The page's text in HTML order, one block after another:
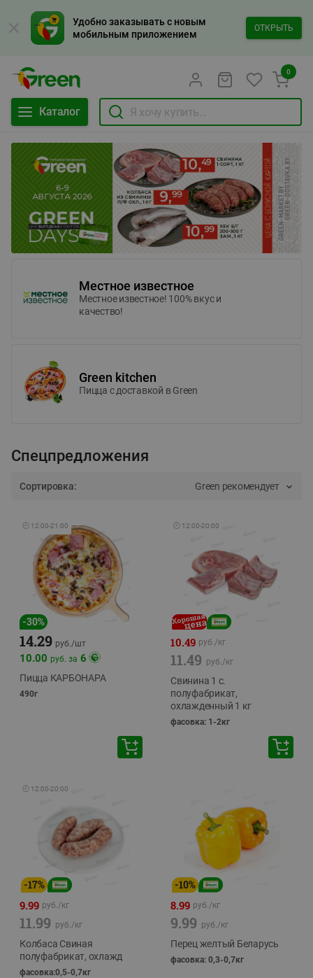
Удобно заказывать с новым
мобильным приложением
ОТКРЫТЬ
Каталог
0
Местное известное
Местное известное! 100% вкус и
качество!
Green kitchen
Пицца c доставкой в Green
Спецпредложения
Сортировка: Green рекомендует
🕘 12:00-21:00
-30%
14.29 руб./шт
10.00 руб. за 6
Пицца КАРБОНАРА
490г
🕘 12:00-20:00
10.49 руб./кг
11.49 руб./кг
Свинина 1 с.
полуфабрикат,
охлажденный 1 кг
фасовка: 1-2кг
🕘 12:00-20:00
-17%
9.99 руб./кг
11.99 руб./кг
Колбаса Свиная
полуфабрикат, охлажд
фасовка:0,5-0,7кг
-10%
8.99 руб./кг
9.99 руб./кг
Перец желтый Беларусь
фасовка: 0,3-0,7кг